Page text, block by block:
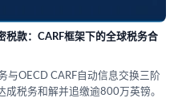
款：CARF框架下的全球税务合
与OECD CARF自动信息交换三阶
税务和解并追缴逾800万英镑。